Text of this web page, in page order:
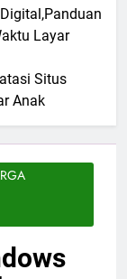
Layar
Situs
Anak